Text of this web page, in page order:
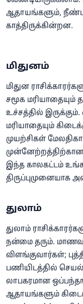
ஆதாயங்களும்,
காத்திருக்கின்றன.
மிதுனம்
மிதுன
சமூக மரியாதையும்
உச்சத்தில் இருக்கும்.
மரியாதையும்
முயற்சிகள்
முன்னேற்றத்திற்கான
இந்த காலகட்டம்
திருப்புமுனையாக
துலாம்
துலாம்
நன்மை தரும்.
விளங்குவார்கள்;
பணியிடத்தில்
லாபகரமான
ஆதாயங்களும்